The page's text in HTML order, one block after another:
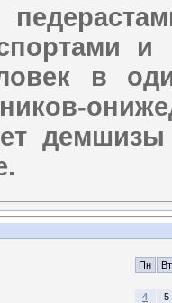
в
Пн Вт
4
5